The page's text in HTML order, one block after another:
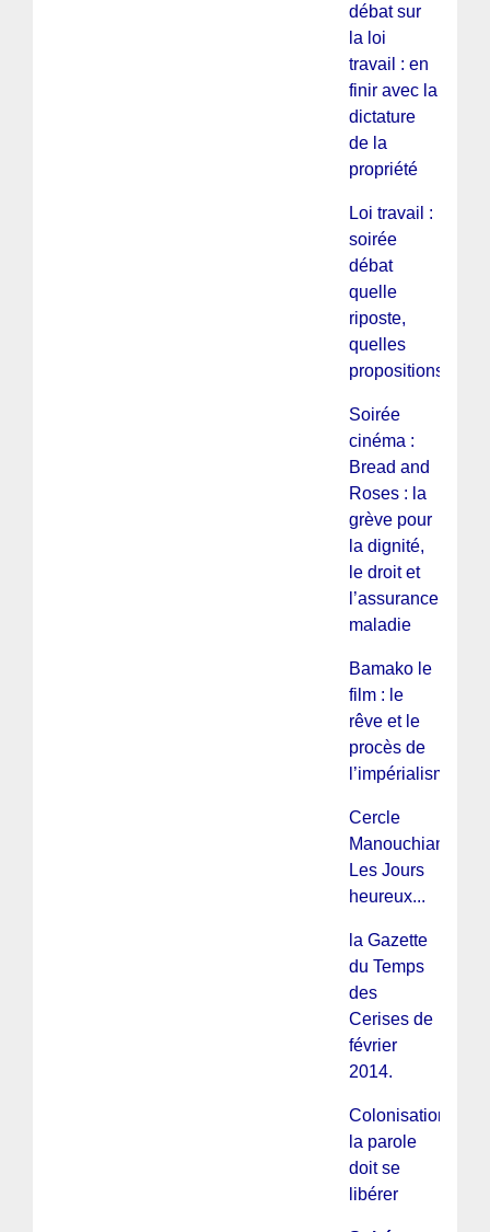
débat sur
la loi
travail : en
finir avec la
dictature
de la
propriété
Loi travail :
soirée
débat
quelle
riposte,
quelles
propositions
Soirée
cinéma :
Bread and
Roses : la
grève pour
la dignité,
le droit et
l’assurance
maladie
Bamako le
film : le
rêve et le
procès de
l’impérialisme...
Cercle
Manouchian :
Les Jours
heureux...
la Gazette
du Temps
des
Cerises de
février
2014.
Colonisation :
la parole
doit se
libérer